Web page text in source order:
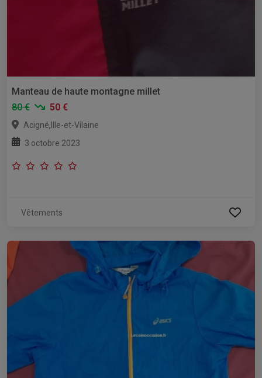
Manteau de haute montagne millet
80 €
50 €
Acigné, Ille-et-Vilaine
3 octobre 2023
Vêtements